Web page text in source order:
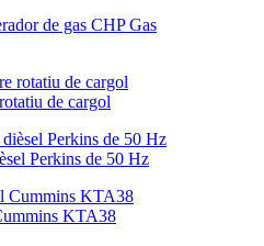
de gas CHP Gas
de cargol
Perkins de 50 Hz
KTA38